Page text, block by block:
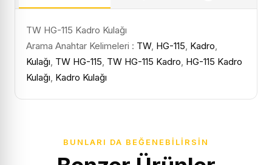
TW HG-115 Kadro Kulağı
Arama Anahtar Kelimeleri : TW, HG-115, Kadro,
Kulağı, TW HG-115, TW HG-115 Kadro, HG-115 Kadro
Kulağı, Kadro Kulağı
BUNLARI DA BEĞENEBILIRSIN